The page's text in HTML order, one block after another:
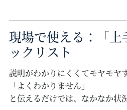
現場で使える：「上
ックリスト
説明がわかりにくくてモヤモヤ
「よくわかりません」
と伝えるだけでは、なかなか状